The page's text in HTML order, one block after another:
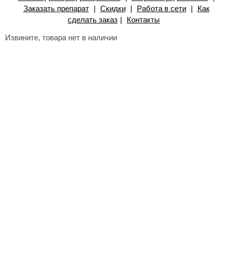
Заказать препарат
| Скидки | Работа в сети |
Как
сделать заказ | Контакты
Извините, товара нет в наличии